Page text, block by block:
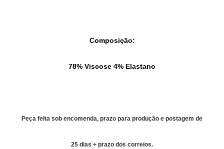
Composição:
78% Viscose 4% Elastano
Peça feita sob encomenda, prazo para produção e postagem de
25 dias + prazo dos correios.